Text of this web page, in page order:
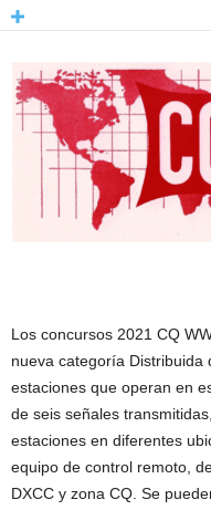
Los concursos 2021 CQ
nueva categoría Distribuida
estaciones que operan en
de seis señales
estaciones en diferentes
equipo de control remoto,
DXCC y zona CQ. Se